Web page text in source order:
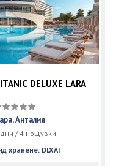
DELUXE LARA
Анталия
/ 4 нощувки
хранене: DLXAI